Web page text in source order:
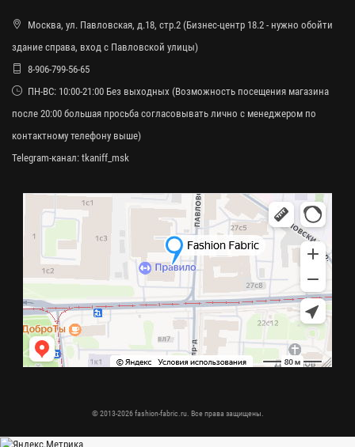
Москва, ул. Павловская, д.18, стр.2 (Бизнес-центр 18.2 - нужно обойти
здание справа, вход с Павловской улицы)
8-906-799-56-65
ПН-ВС: 10:00-21:00 Без выходных (Возможность посещения магазина
после 20:00 большая просьба согласовывать лично с менеджером по
контактному телефону выше)
Telegram-канал: tkaniff_msk
© 2013-2026 fashion-fabric.ru. Все права защищены.